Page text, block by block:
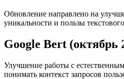
Обновление направлено на
уникальности и пользы
Google Bert (октябрь
Улучшение работы с
понимать контекст запросов